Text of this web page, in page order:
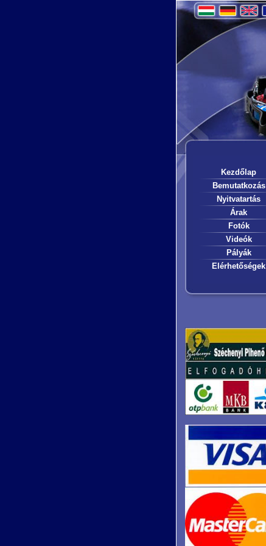
Kezdőlap
Bemutatkozás
Nyitvatartás
Árak
Fotók
Videók
Pályák
Elérhetőségek